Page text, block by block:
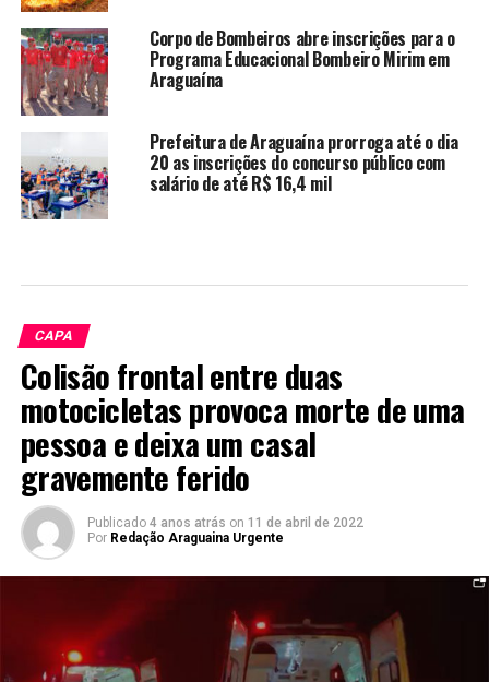
Corpo de Bombeiros abre inscrições para o
Programa Educacional Bombeiro Mirim em
Araguaína
Prefeitura de Araguaína prorroga até o dia
20 as inscrições do concurso público com
salário de até R$ 16,4 mil
CAPA
Colisão frontal entre duas
motocicletas provoca morte de uma
pessoa e deixa um casal
gravemente ferido
Publicado 4 anos atrás on 11 de abril de 2022
Por Redação Araguaina Urgente